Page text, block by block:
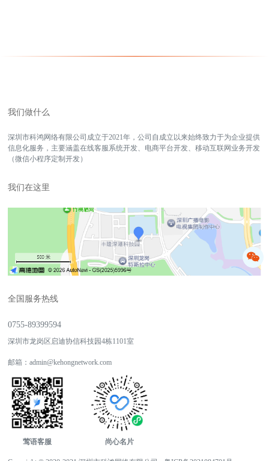
我们做什么
深圳市科鸿网络有限公司成立于2021年，公司自成立以来始终致力于为企业提供
信息化服务，主要涵盖在线客服系统开发、电商平台开发、移动互联网业务开发
（微信小程序定制开发）
我们在这里
全国服务热线
0755-89399594
深圳市龙岗区启迪协信科技园4栋1101室
邮箱：admin@kehongnetwork.com
莺语客服 尚心名片